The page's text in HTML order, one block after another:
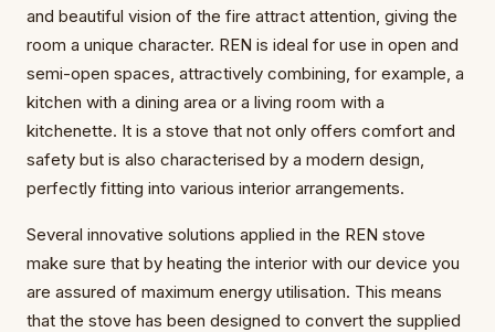
and beautiful vision of the fire attract attention, giving the
room a unique character. REN is ideal for use in open and
semi-open spaces, attractively combining, for example, a
kitchen with a dining area or a living room with a
kitchenette. It is a stove that not only offers comfort and
safety but is also characterised by a modern design,
perfectly fitting into various interior arrangements.
Several innovative solutions applied in the REN stove
make sure that by heating the interior with our device you
are assured of maximum energy utilisation. This means
that the stove has been designed to convert the supplied